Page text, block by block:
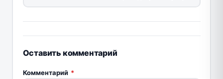
Оставить комментарий
Комментарий *